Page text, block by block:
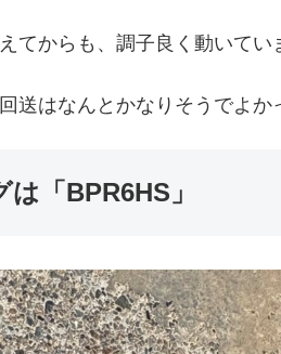
てからも、調子良く動いてい
送はなんとかなりそうでよか
「BPR6HS」